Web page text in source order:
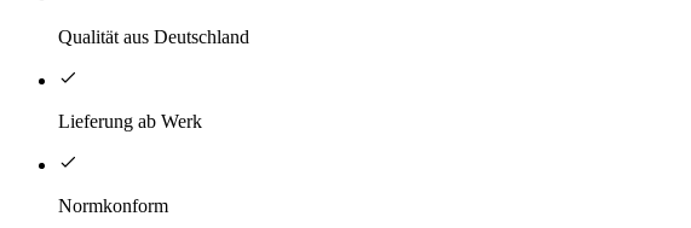
Qualität aus Deutschland
Lieferung ab Werk
Normkonform